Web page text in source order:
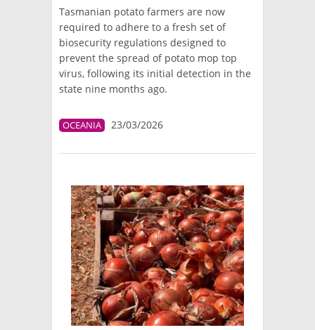
Tasmanian potato farmers are now
required to adhere to a fresh set of
biosecurity regulations designed to
prevent the spread of potato mop top
virus, following its initial detection in the
state nine months ago.
OCEANIA 23/03/2026